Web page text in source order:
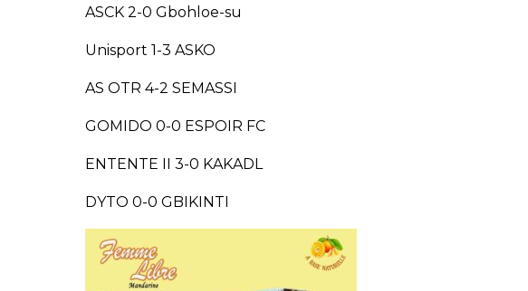
ASCK 2-0 Gbohloe-su
Unisport 1-3 ASKO
AS OTR 4-2 SEMASSI
GOMIDO 0-0 ESPOIR FC
ENTENTE II 3-0 KAKADL
DYTO 0-0 GBIKINTI